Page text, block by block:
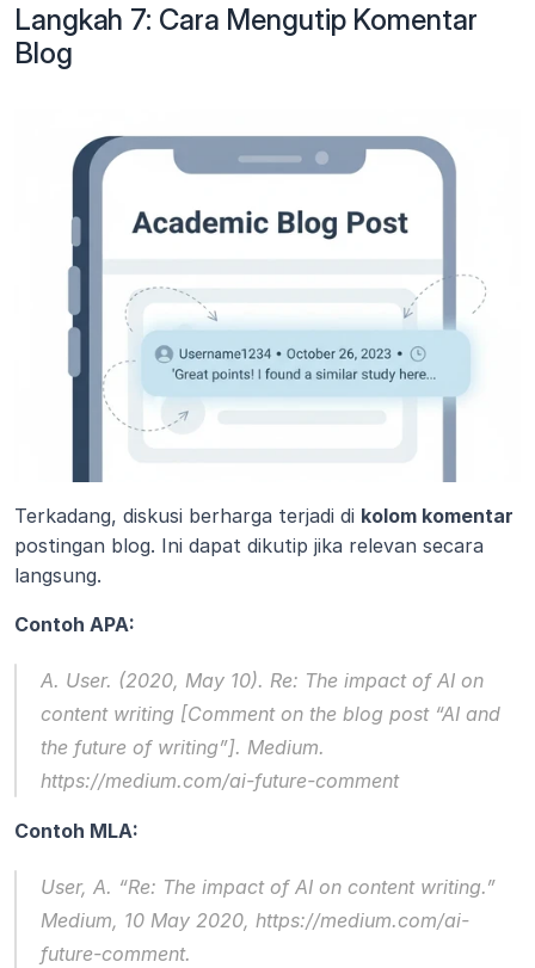
Langkah 7: Cara Mengutip Komentar
Blog
Terkadang, diskusi berharga terjadi di kolom komentar
postingan blog. Ini dapat dikutip jika relevan secara
langsung.
Contoh APA:
A. User. (2020, May 10). Re: The impact of AI on
content writing [Comment on the blog post “AI and
the future of writing”]. Medium.
https://medium.com/ai-future-comment
Contoh MLA:
Medium, 10 May 2020, https://medium.com/ai-
future-comment.